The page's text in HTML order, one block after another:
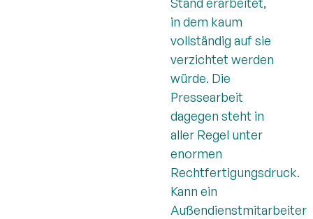
in dem kaum
vollständig auf sie
verzichtet werden
würde. Die
Pressearbeit
dagegen steht in
aller Regel unter
enormen
Rechtfertigungsdruck.
Kann ein
Außendienstmitarbeiter